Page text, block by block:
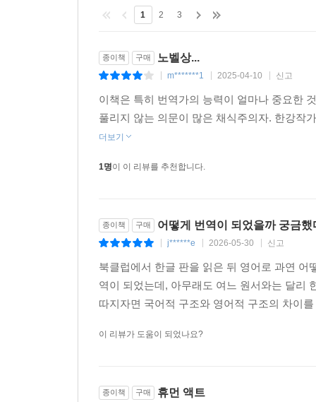
1 2 3
종이책 구매 노벨상...
m*******1 2025-04-10 신고
이책은 특히 번역가의 능력이 얼마나 중요한
풀리지 않는 의문이 많은 채식주의자. 한강작
더보기
1명이 이 리뷰를 추천합니다.
종이책 구매 어떻게 번역이 되었을까 궁금했
j******e 2026-05-30 신고
북클럽에서 한글 판을 읽은 뒤 영어로 과연
역이 되었는데, 아무래도 여느 원서와는 달리
따지자면 국어적 구조와 영어적 구조의 차이
이 리뷰가 도움이 되었나요?
종이책 구매 휴먼 액트